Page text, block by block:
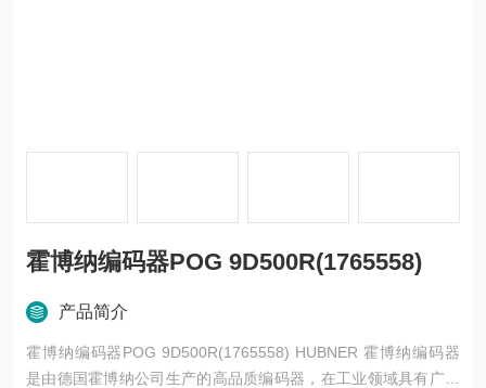
霍博纳编码器POG 9D500R(1765558)
产品简介
霍博纳编码器POG 9D500R(1765558) HUBNER 霍博纳编码器
是由德国霍博纳公司生产的高品质编码器，在工业领域具有广泛